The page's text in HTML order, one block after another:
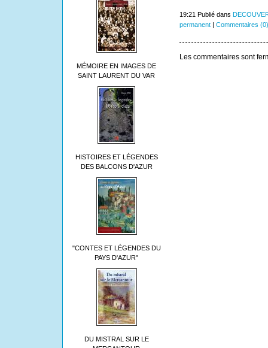
MÉMOIRE EN IMAGES DE
SAINT LAURENT DU VAR
HISTOIRES ET LÉGENDES
DES BALCONS D'AZUR
"CONTES ET LÉGENDES DU
PAYS D'AZUR"
DU MISTRAL SUR LE
19:21 Publié dans
permanent| Commentaires (0)
Les commentaires sont